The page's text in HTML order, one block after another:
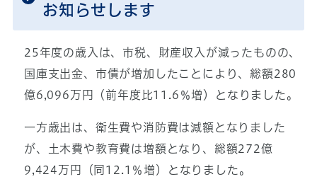
お知らせします
25年度の歳入は、市税、財産収入が減ったものの、
国庫支出金、市債が増加したことにより、総額280
億6,096万円（前年度比11.6％増）となりました。
一方歳出は、衛生費や消防費は減額となりました
が、土木費や教育費は増額となり、総額272億
9,424万円（同12.1％増）となりました。